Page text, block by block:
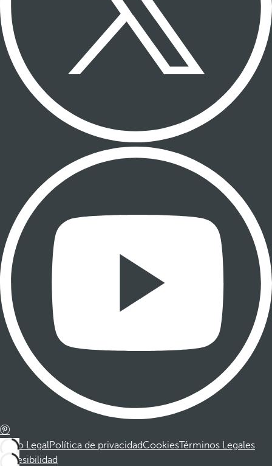
Aviso LegalPolítica de privacidadCookiesTérminos Legales
Accesibilidad